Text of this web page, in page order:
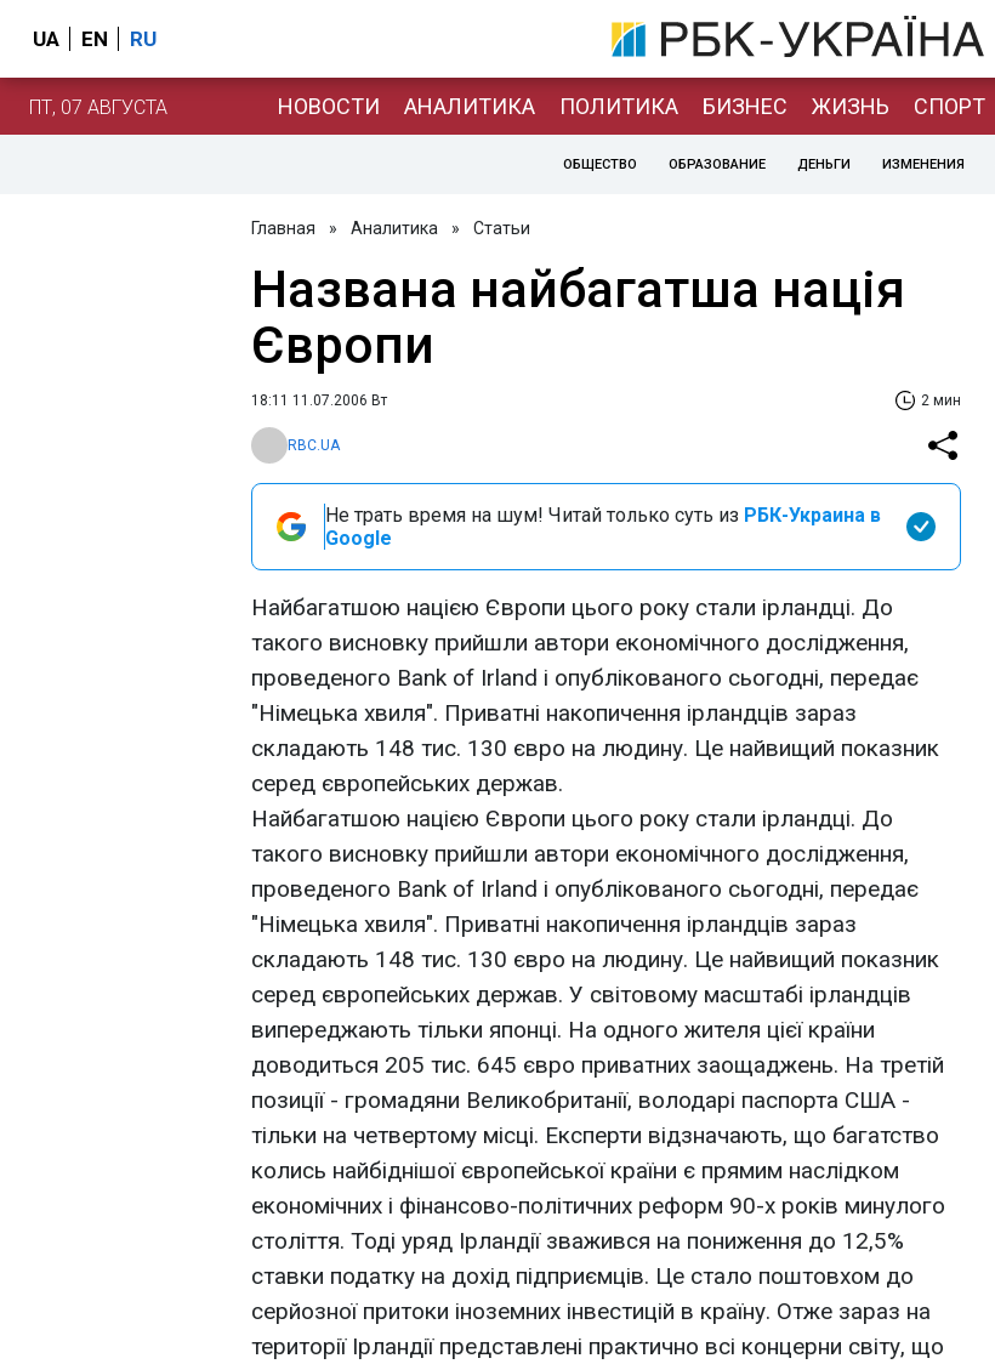
UA EN RU
ПТ, 07 АВГУСТА НОВОСТИ АНАЛИТИКА ПОЛИТИКА БИЗНЕС ЖИЗНЬ СПОРТ
ОБЩЕСТВО ОБРАЗОВАНИЕ ДЕНЬГИ ИЗМЕНЕНИЯ
Главная » Аналитика » Статьи
Названа найбагатша нація
Європи
18:11 11.07.2006 Вт 2 мин
RBC.UA
Не трать время на шум! Читай только суть из РБК-Украина в
Google
Найбагатшою нацією Європи цього року стали ірландці. До
такого висновку прийшли автори економічного дослідження,
проведеного Bank of Irland і опублікованого сьогодні, передає
"Німецька хвиля". Приватні накопичення ірландців зараз
складають 148 тис. 130 євро на людину. Це найвищий показник
серед європейських держав.
Найбагатшою нацією Європи цього року стали ірландці. До
такого висновку прийшли автори економічного дослідження,
проведеного Bank of Irland і опублікованого сьогодні, передає
"Німецька хвиля". Приватні накопичення ірландців зараз
складають 148 тис. 130 євро на людину. Це найвищий показник
серед європейських держав. У світовому масштабі ірландців
випереджають тільки японці. На одного жителя цієї країни
доводиться 205 тис. 645 євро приватних заощаджень. На третій
позиції - громадяни Великобританії, володарі паспорта США -
тільки на четвертому місці. Експерти відзначають, що багатство
колись найбіднішої європейської країни є прямим наслідком
економічних і фінансово-політичних реформ 90-х років минулого
століття. Тоді уряд Ірландії зважився на пониження до 12,5%
ставки податку на дохід підприємців. Це стало поштовхом до
серйозної притоки іноземних інвестицій в країну. Отже зараз на
території Ірландії представлені практично всі концерни світу, що